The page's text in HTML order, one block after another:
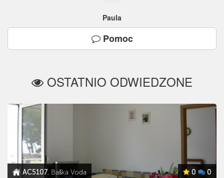
Paula
Pomoc
OSTATNIO ODWIEDZONE
AC5107, Baška Voda 0 0